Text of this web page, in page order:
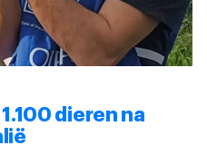
dieren na